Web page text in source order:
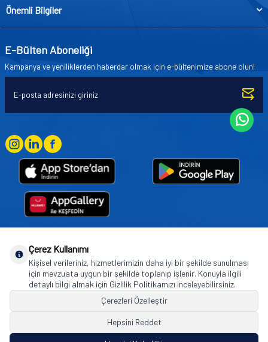
Önemli Bilgiler
E-Bülten Aboneliği
Kampanya ve yeniliklerden haberdar olmak için e-bültenimize abone olun!
Goodyear (and Winged Foot Design) are trademarks of or licensed to The Goodyear
Tire & Rubber Company used under license by Basbug Group Company,
Istanbul/Türkiye. © 2026 The Goodyear Tire & Rubber Company.
Çerez Kullanımı
Kişisel verileriniz, hizmetlerimizin daha iyi bir şekilde sunulması
için mevzuata uygun bir şekilde toplanıp işlenir. Konuyla ilgili
detaylı bilgi almak için Gizlilik Politikamızı inceleyebilirsiniz.
Çerezleri Özelleştir
Hepsini Reddet